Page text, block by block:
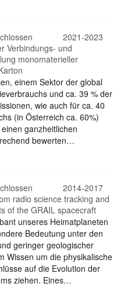
2021-2023
Verbindungs- und
monomaterieller
einem Sektor der global
und ca. 39 % der
wie auch für ca. 40
(in Österreich ca. 60%)
ganzheitlichen
bewerten…
2014-2017
radio science tracking and
of the GRAIL spacecraft
unseres Heimatplaneten
Bedeutung unter den
geringer geologischer
Wissen um die physikalische
auf die Evolution der
ziehen. Eines…